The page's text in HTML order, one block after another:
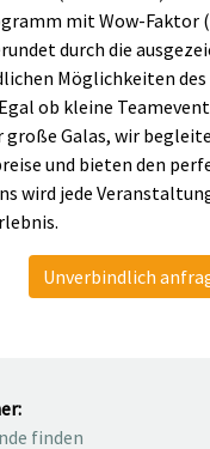
mit Wow-Faktor
durch die
Möglichkeiten
ob kleine
Galas, wir
und bieten den
wird jede
Unverbindlich
finden